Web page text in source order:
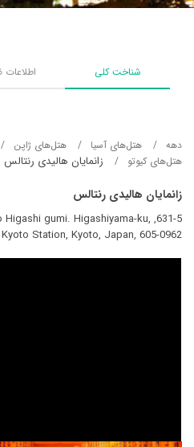
شناخت کلی
دهه هتل‌های آسيا هتل‌های ژاپن
هتل‌های کیوتو
زانمایان هالیدی رنتالس
زانمایان هالیدی رنتالس
cho Higashi gumi. Higashiyama-ku,
Kyoto Station, Kyoto, Japan, 605-0962